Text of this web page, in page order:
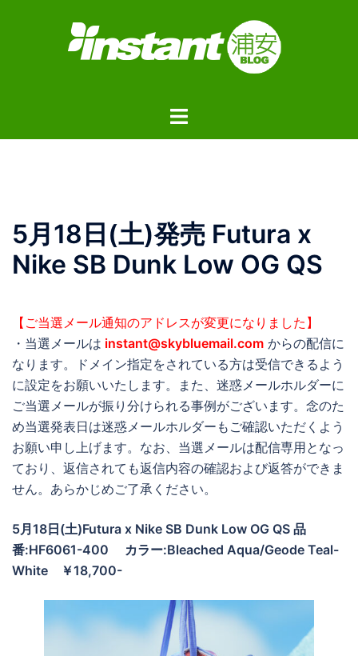
ト
ー
5月18日(土)発売 Futura x
Nike SB Dunk Low OG QS
【ご当選メール通知のアドレスが変更になりました】
・当選メールは instant@skybluemail.com からの配信に
なります。ドメイン指定をされている方は受信できるよう
に設定をお願いいたします。また、迷惑メールホルダーに
ご当選メールが振り分けられる事例がございます。念のた
め当選発表日は迷惑メールホルダーもご確認いただくよう
お願い申し上げます。なお、当選メールは配信専用となっ
ており、返信されても返信内容の確認および返答ができま
せん。あらかじめご了承ください。
5月18日(土)Futura x Nike SB Dunk Low OG QS 品
番:HF6061-400
カラー:Bleached Aqua/Geode Teal-
White ￥18,700-